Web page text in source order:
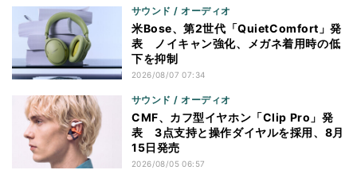
サウンド / オーディオ
米Bose、第2世代「QuietComfort」発
表 ノイキャン強化、メガネ着用時の低
下を抑制
2026/08/07 07:34
サウンド / オーディオ
CMF、カフ型イヤホン「Clip Pro」発
表 3点支持と操作ダイヤルを採用、8月
15日発売
2026/08/05 06:57